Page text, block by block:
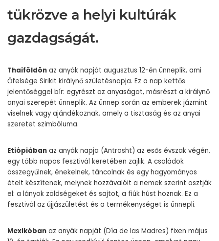
tükrözve a helyi kultúrák
gazdagságát.
Thaiföldön az anyák napját augusztus 12-én ünneplik, ami
Őfelsége Sirikit királynő születésnapja. Ez a nap kettős
jelentőséggel bír: egyrészt az anyaságot, másrészt a királynő
anyai szerepét ünneplik. Az ünnep során az emberek jázmint
viselnek vagy ajándékoznak, amely a tisztaság és az anyai
szeretet szimbóluma.
Etiópiában az anyák napja (Antrosht) az esős évszak végén,
egy több napos fesztivál keretében zajlik. A családok
összegyűlnek, énekelnek, táncolnak és egy hagyományos
ételt készítenek, melynek hozzávalóit a nemek szerint osztják
el: a lányok zöldségeket és sajtot, a fiúk húst hoznak. Ez a
fesztivál az újjászületést és a termékenységet is ünnepli.
Mexikóban az anyák napját (Día de las Madres) fixen május